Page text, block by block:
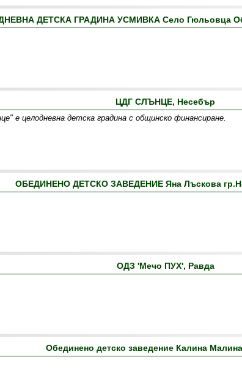
ДЕТСКА ГРАДИНА УСМИВКА Село Гюльовца
ЦДГ СЛЪНЦЕ, Несебър
е целодневна детска градина с общинско финансиране.
ОБЕДИНЕНО ДЕТСКО ЗАВЕДЕНИЕ Яна Лъскова
ОДЗ 'Мечо ПУХ', Равда
Обединено детско заведение Калина